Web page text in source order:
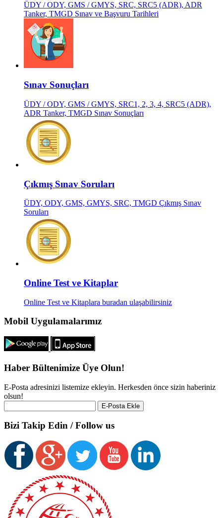
ÜDY / ODY, GMS / GMYS, SRC, SRC5 (ADR), ADR
Tanker, TMGD Sınav ve Başvuru Tarihleri
Sınav Sonuçları
ÜDY / ODY, GMS / GMYS, SRC1, 2, 3, 4, SRC5 (ADR),
ADR Tanker, TMGD Sınav Sonuçları
Çıkmış Sınav Soruları
ÜDY, ODY, GMS, GMYS, SRC, TMGD Çıkmış Sınav
Soruları
Online Test ve Kitaplar
Online Test ve Kitaplara buradan ulaşabilirsiniz
Mobil Uygulamalarımız
Haber Bültenimize Üye Olun!
E-Posta adresinizi listemize ekleyin. Herkesden önce sizin haberiniz
olsun!
Bizi Takip Edin / Follow us